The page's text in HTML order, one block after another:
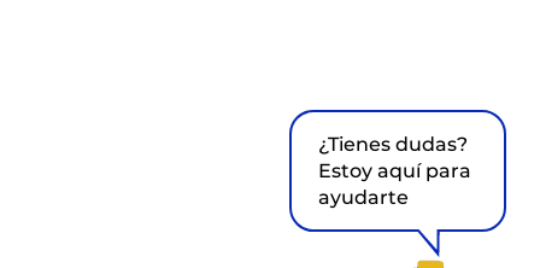
¿Tienes dudas?
Estoy aquí para
ayudarte